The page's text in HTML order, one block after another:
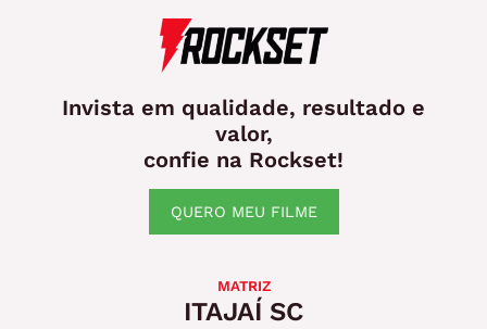
Invista em qualidade, resultado e
valor,
confie na Rockset!
QUERO MEU FILME
MATRIZ
ITAJAÍ SC